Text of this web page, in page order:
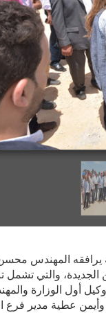
يرافقه المهندس
العلمين الجديدة، والتي
أول الوزارة
عطية مدير فرع